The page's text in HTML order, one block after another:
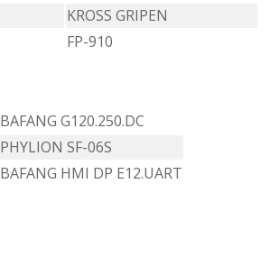
KROSS GRIPEN
FP-910
BAFANG G120.250.DC
PHYLION SF-06S
BAFANG HMI DP E12.UART